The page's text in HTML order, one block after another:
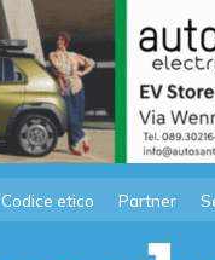
Codice etico Partner